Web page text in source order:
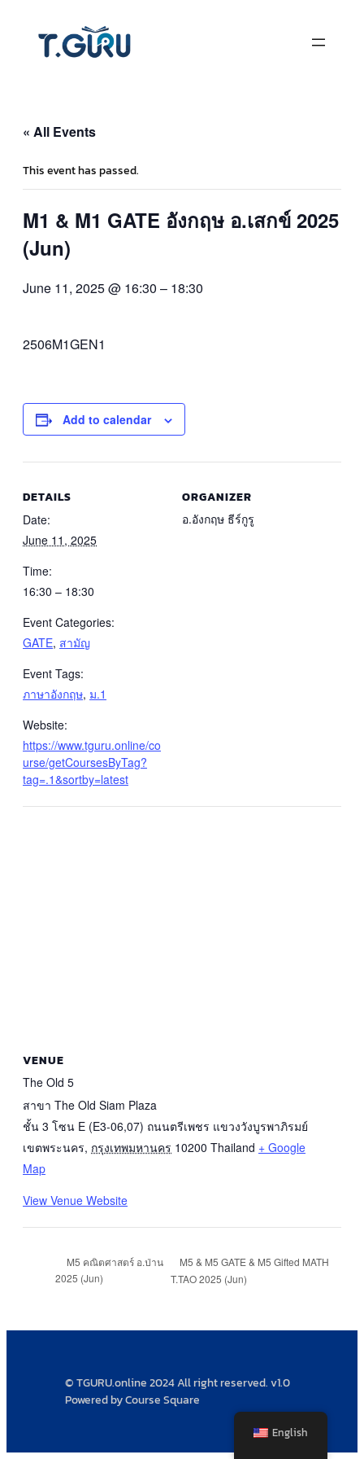
« All Events
This event has passed.
M1 & M1 GATE อังกฤษ อ.เสกข์ 2025
(Jun)
June 11, 2025 @ 16:30 – 18:30
2506M1GEN1
Add to calendar
DETAILS
Date:
June 11, 2025
Time:
16:30 – 18:30
Event Categories:
GATE, สามัญ
Event Tags:
ภาษาอังกฤษ, ม.1
Website:
https://www.tguru.online/co
urse/getCoursesByTag?
tag=.1&sortby=latest
ORGANIZER
อ.อังกฤษ ธีร์กูรู
VENUE
The Old 5
สาขา The Old Siam Plaza
ชั้น 3 โซน E (E3-06,07) ถนนตรีเพชร แขวงวังบูรพาภิรมย์
เขตพระนคร, กรุงเทพมหานคร 10200 Thailand + Google
Map
View Venue Website
M5 คณิตศาสตร์ อ.ป่าน
2025 (Jun)
M5 & M5 GATE & M5 Gifted MATH
T.TAO 2025 (Jun)
© TGURU.online 2024 All right reserved. v1.0
Powered by Course Square
English